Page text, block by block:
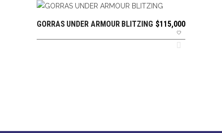
AÑADIR AL CARRITO
GORRAS UNDER ARMOUR BLITZING $115,000